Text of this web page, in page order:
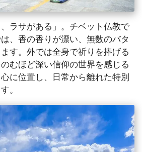
、ラサがある」。チベット仏教で
、香の香りが漂い、無数のバタ
す。外では全身で祈りを捧げる
むほど深い信仰の世界を感じる
に位置し、日常から離れた特別
。